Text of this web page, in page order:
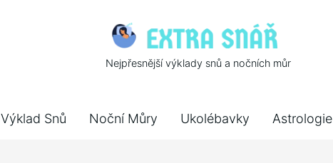
Nejpřesnější výklady snů a nočních můr
Výklad Snů Noční Můry Ukolébavky Astrologie